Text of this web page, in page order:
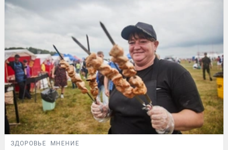
ЗДОРОВЬЕ МНЕНИЕ